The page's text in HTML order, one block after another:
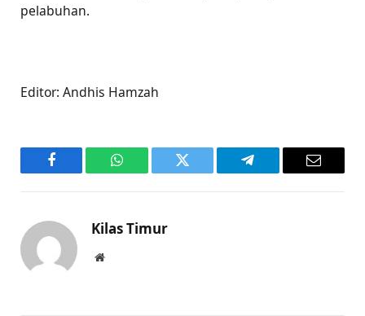
pelabuhan.
Editor: Andhis Hamzah
Facebook WhatsAppTwitter Telegram Email
Kilas Timur
Website